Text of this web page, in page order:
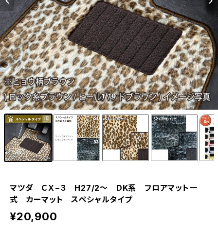
1/10
マツダ ＣＸ−３ H27/2〜 DK系 フロアマット一
式 カーマット スペシャルタイプ
¥20,900